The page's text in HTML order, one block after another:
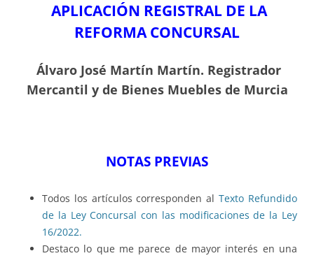
APLICACIÓN REGISTRAL DE LA
REFORMA CONCURSAL
Álvaro José Martín Martín. Registrador
Mercantil y de Bienes Muebles de Murcia
NOTAS PREVIAS
Todos los artículos corresponden alTexto Refundido
de la Ley Concursal con las modificaciones de la Ley
16/2022.
Destaco lo que me parece de mayor interés en una